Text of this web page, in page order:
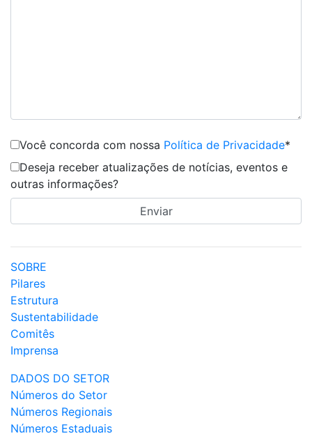
Você concorda com nossa Política de Privacidade*
Deseja receber atualizações de notícias, eventos e
outras informações?
SOBRE
Pilares
Estrutura
Sustentabilidade
Comitês
Imprensa
DADOS DO SETOR
Números do Setor
Números Regionais
Números Estaduais